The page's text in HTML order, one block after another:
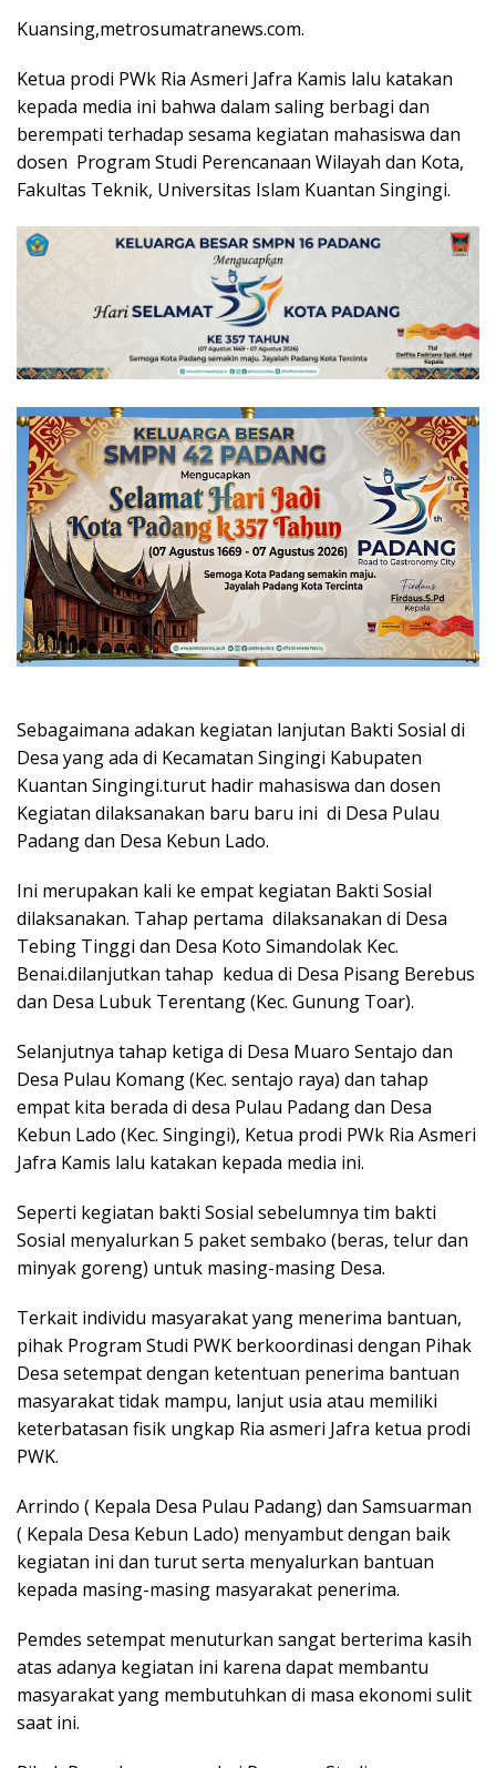
Kuansing,metrosumatranews.com.
Ketua prodi PWk Ria Asmeri Jafra Kamis lalu katakan
kepada media ini bahwa dalam saling berbagi dan
berempati terhadap sesama kegiatan mahasiswa dan
dosen Program Studi Perencanaan Wilayah dan Kota,
Fakultas Teknik, Universitas Islam Kuantan Singingi.
Sebagaimana adakan kegiatan lanjutan Bakti Sosial di
Desa yang ada di Kecamatan Singingi Kabupaten
Kuantan Singingi.turut hadir mahasiswa dan dosen
Kegiatan dilaksanakan baru baru ini di Desa Pulau
Padang dan Desa Kebun Lado.
Ini merupakan kali ke empat kegiatan Bakti Sosial
dilaksanakan. Tahap pertama dilaksanakan di Desa
Tebing Tinggi dan Desa Koto Simandolak Kec.
Benai.dilanjutkan tahap kedua di Desa Pisang Berebus
dan Desa Lubuk Terentang (Kec. Gunung Toar).
Selanjutnya tahap ketiga di Desa Muaro Sentajo dan
Desa Pulau Komang (Kec. sentajo raya) dan tahap
empat kita berada di desa Pulau Padang dan Desa
Kebun Lado (Kec. Singingi), Ketua prodi PWk Ria Asmeri
Jafra Kamis lalu katakan kepada media ini.
Seperti kegiatan bakti Sosial sebelumnya tim bakti
Sosial menyalurkan 5 paket sembako (beras, telur dan
minyak goreng) untuk masing-masing Desa.
Terkait individu masyarakat yang menerima bantuan,
pihak Program Studi PWK berkoordinasi dengan Pihak
Desa setempat dengan ketentuan penerima bantuan
masyarakat tidak mampu, lanjut usia atau memiliki
keterbatasan fisik ungkap Ria asmeri Jafra ketua prodi
PWK.
Arrindo ( Kepala Desa Pulau Padang) dan Samsuarman
( Kepala Desa Kebun Lado) menyambut dengan baik
kegiatan ini dan turut serta menyalurkan bantuan
kepada masing-masing masyarakat penerima.
Pemdes setempat menuturkan sangat berterima kasih
atas adanya kegiatan ini karena dapat membantu
masyarakat yang membutuhkan di masa ekonomi sulit
saat ini.